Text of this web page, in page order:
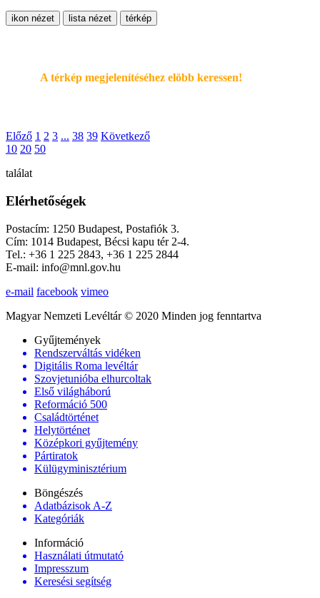
ikon nézet lista nézet térkép
A térkép megjelenítéséhez elöbb keressen!
Előző 1 2 3 ... 38 39 Következő
10 20 50
találat
Elérhetőségek
Postacím: 1250 Budapest, Postafiók 3.
Cím: 1014 Budapest, Bécsi kapu tér 2-4.
Tel.: +36 1 225 2843, +36 1 225 2844
E-mail: info@mnl.gov.hu
e-mail facebook vimeo
Magyar Nemzeti Levéltár © 2020 Minden jog fenntartva
Gyűjtemények
Rendszerváltás vidéken
Digitális Roma levéltár
Szovjetunióba elhurcoltak
Első világháború
Reformáció 500
Családtörténet
Helytörténet
Középkori gyűjtemény
Pártiratok
Külügyminisztérium
Böngészés
Adatbázisok A-Z
Kategóriák
Információ
Használati útmutató
Impresszum
Keresési segítség